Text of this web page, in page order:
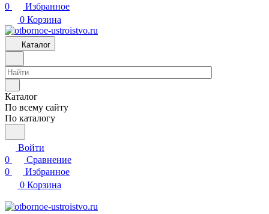
0
Избранное
0 Корзина
Каталог
Каталог
По всему сайту
По каталогу
Войти
0
Сравнение
0
Избранное
0 Корзина